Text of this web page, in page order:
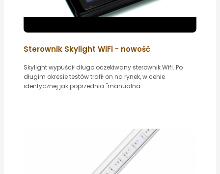
Sterownik Skylight WiFi - nowość
Skylight wypuścił długo oczekiwany sterownik Wifi. Po
długim okresie testów trafił on na rynek, w cenie
identycznej jak poprzednia "manualna...